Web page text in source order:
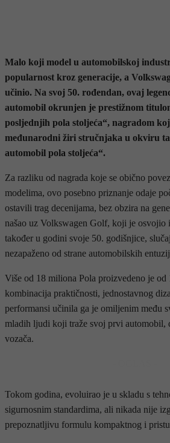
Malo koji model u automobilskoj
popularnost kroz generacije, a
učinio. Na svoj 50. rođendan, ovaj
automobil okrunjen je prestižnom
posljednjih pola stoljeća“, nagradom
međunarodni žiri stručnjaka u okviru
automobil pola stoljeća“.
Za razliku od nagrada koje se obično
modelima, ovo posebno priznanje odaje
ostavili trag decenijama, bez obzira na
našao uz Volkswagen Golf, koji je osvojio
također u godini svoje 50. godišnjice,
nezapaženo od strane automobilskih
Više od 18 miliona Pola proizvedeno je od
kombinacija praktičnosti, jednostavnog
performansi učinila ga je omiljenim među
mladih ljudi koji traže svoj prvi automobil,
vozača.
Tokom godina, evoluirao je u skladu s
sigurnosnim standardima, ali nikada nije
prepoznatljivu formulu kompaktnog i